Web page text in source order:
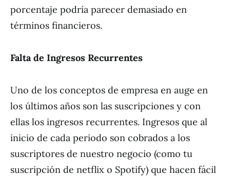
porcentaje podría parecer demasiado en
términos financieros.
Falta de Ingresos Recurrentes
Uno de los conceptos de empresa en auge en
los últimos años son las suscripciones y con
ellas los ingresos recurrentes. Ingresos que al
inicio de cada periodo son cobrados a los
suscriptores de nuestro negocio (como tu
suscripción de netflix o Spotify) que hacen fácil